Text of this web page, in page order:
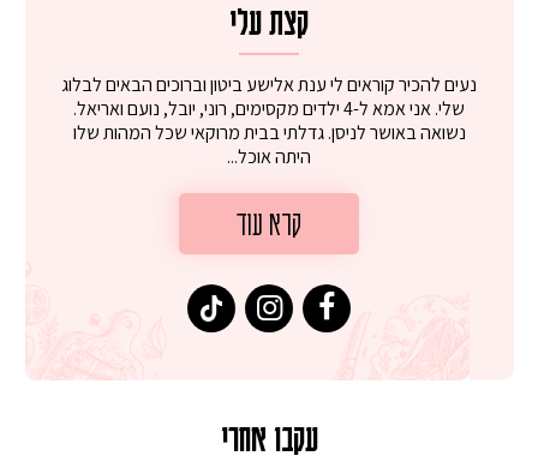
קצת עלי
נעים להכיר קוראים לי ענת אלישע ביטון וברוכים הבאים לבלוג
שלי. אני אמא ל-4 ילדים מקסימים, רוני, יובל, נועם ואריאל.
נשואה באושר לניסן. גדלתי בבית מרוקאי שכל המהות שלו
היתה אוכל...
קרא עוד
עקבו אחרי